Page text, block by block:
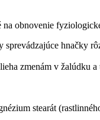
obnovenie
hnačky
zmenám v
stearát